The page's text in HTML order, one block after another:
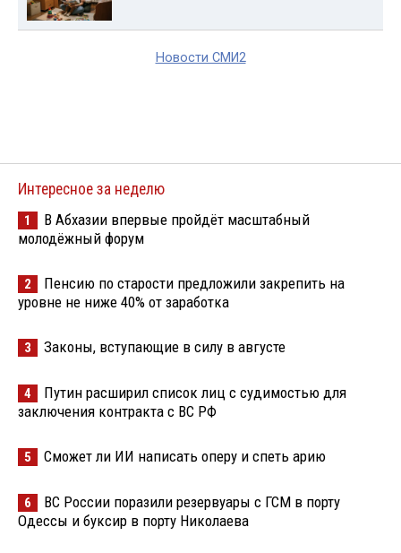
Новости СМИ2
Интересное за неделю
1
В Абхазии впервые пройдёт масштабный
молодёжный форум
2
Пенсию по старости предложили закрепить на
уровне не ниже 40% от заработка
3 Законы, вступающие в силу в августе
4
Путин расширил список лиц с судимостью для
заключения контракта с ВС РФ
5 Сможет ли ИИ написать оперу и спеть арию
6
ВС России поразили резервуары с ГСМ в порту
Одессы и буксир в порту Николаева